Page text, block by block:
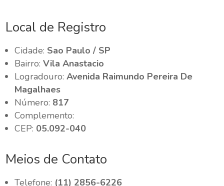
Local de Registro
Cidade: Sao Paulo / SP
Bairro:Vila Anastacio
Logradouro:Avenida Raimundo Pereira De
Magalhaes
Número: 817
Complemento:
CEP: 05.092-040
Meios de Contato
Telefone: (11) 2856-6226